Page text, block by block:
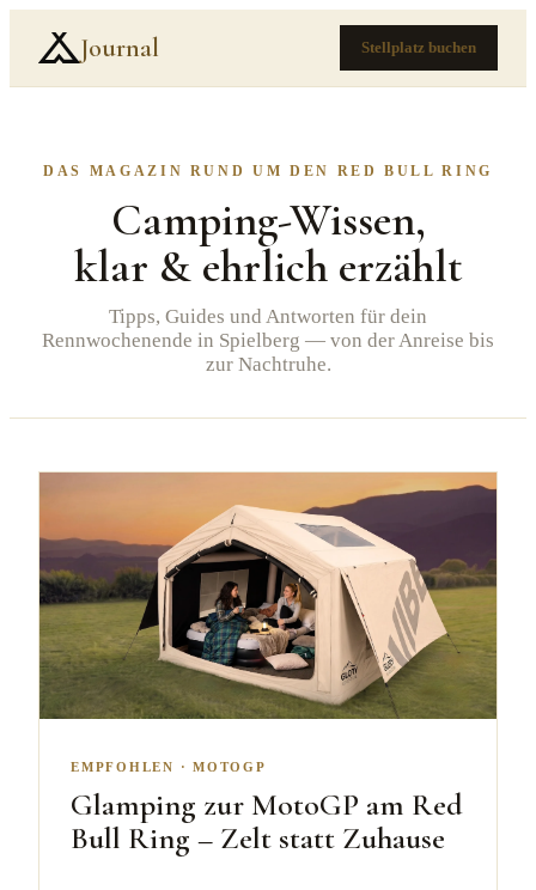
Journal Stellplatz buchen
DAS MAGAZIN RUND UM DEN RED BULL RING
Camping-Wissen,
klar & ehrlich erzählt
Tipps, Guides und Antworten für dein
Rennwochenende in Spielberg — von der Anreise bis
zur Nachtruhe.
EMPFOHLEN ·MOTOGP
Glamping zur MotoGP am Red
Bull Ring – Zelt statt Zuhause